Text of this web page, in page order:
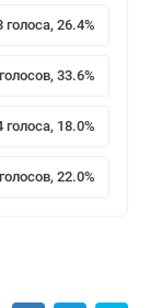
голоса, 26.4%
33.6%
голоса, 18.0%
22.0%